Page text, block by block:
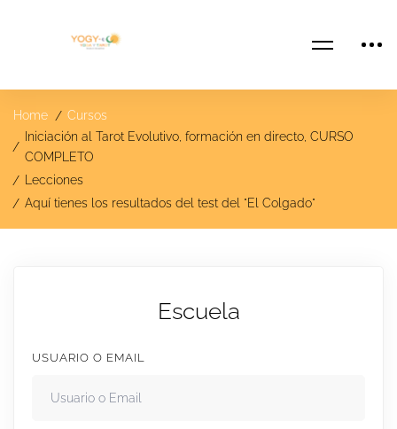
Home
Cursos
Iniciación al Tarot Evolutivo, formación en directo, CURSO
COMPLETO
Lecciones
Aquí tienes los resultados del test del "El Colgado"
Escuela
USUARIO O EMAIL